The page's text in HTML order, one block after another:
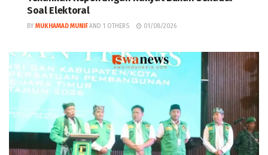
Soal Elektoral
BY MUKHAMAD MUNIF AND 1 OTHERS 01/08/2026